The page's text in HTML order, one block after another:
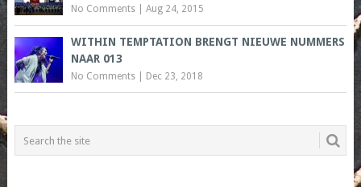
No Comments| Aug 24, 2015
WITHIN TEMPTATION BRENGT NIEUWE NUMMERS
NAAR 013
No Comments| Dec 23, 2018